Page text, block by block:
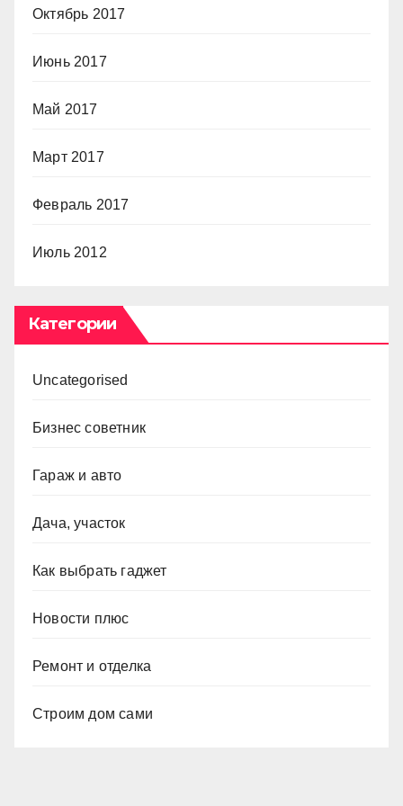
Октябрь 2017
Июнь 2017
Май 2017
Март 2017
Февраль 2017
Июль 2012
Категории
Uncategorised
Бизнес советник
Гараж и авто
Дача, участок
Как выбрать гаджет
Новости плюс
Ремонт и отделка
Строим дом сами